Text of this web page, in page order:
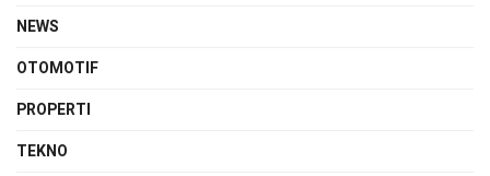
NEWS
OTOMOTIF
PROPERTI
TEKNO